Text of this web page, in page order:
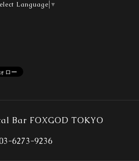
Language ▼
Bar FOXGOD TOKYO
6273-9236